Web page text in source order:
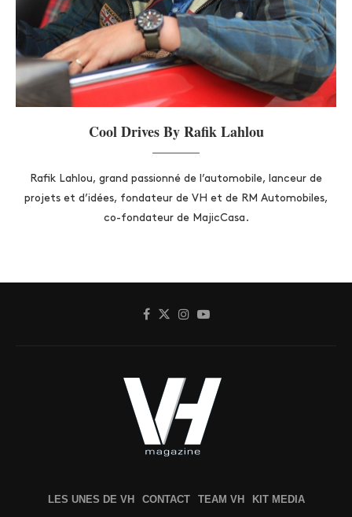
Cool Drives By Rafik Lahlou
Rafik Lahlou, grand passionné de l’automobile, lanceur de
projets et d’idées, fondateur de VH et de RM Automobiles,
co-fondateur de MajicCasa.
LES UNES DE VH CONTACT TEAM VH KIT MEDIA